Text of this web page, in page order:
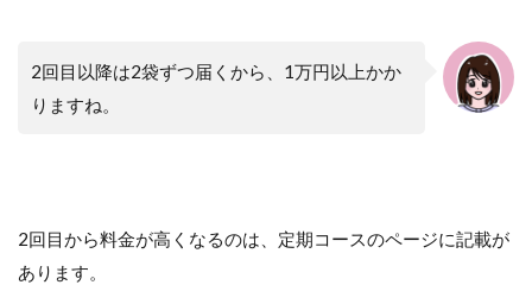
2回目以降は2袋ずつ届くから、1万円以上かか
りますね。
2回目から料金が高くなるのは、定期コースのページに記載が
あります。